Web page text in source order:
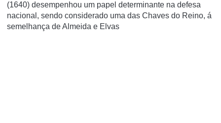
(1640) desempenhou um papel determinante na defesa
nacional, sendo considerado uma das Chaves do Reino, á
semelhança de Almeida e Elvas